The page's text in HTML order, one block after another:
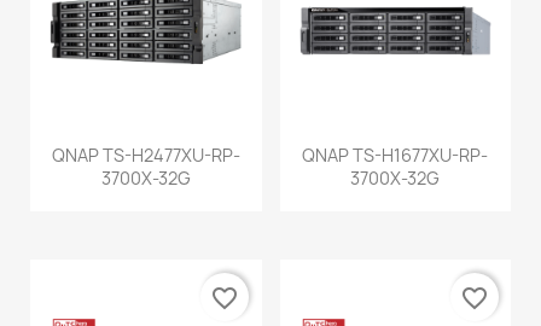
QNAP TS-H2477XU-RP-
3700X-32G
QNAP TS-H1677XU-RP-
3700X-32G
favorite_border favorite_border